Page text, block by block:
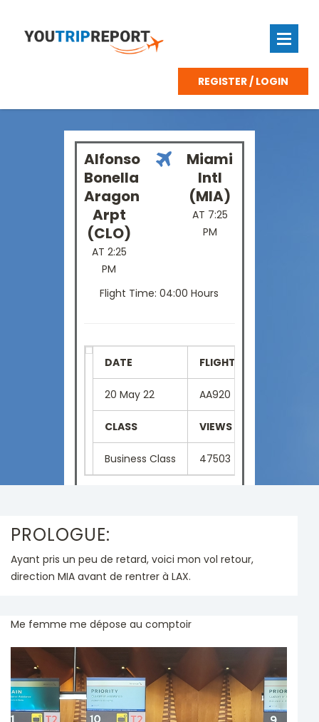
REGISTER / LOGIN
Alfonso
Bonella
Aragon
Arpt
(CLO)
AT 2:25
PM
Miami
Intl
(MIA)
AT 7:25
PM
Flight Time: 04:00 Hours
DATE FLIGHT NUMBER
20 May 22 AA920
CLASS VIEWS
Business Class 47503
PROLOGUE:
Ayant pris un peu de retard, voici mon vol retour,
direction MIA avant de rentrer à LAX.
Me femme me dépose au comptoir